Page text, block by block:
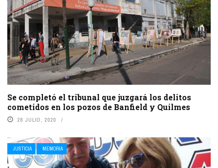
Se completó el tribunal que juzgará los delitos
cometidos en los pozos de Banfield y Quilmes
28 JULIO, 2020
JUSTICIA MEMORIA